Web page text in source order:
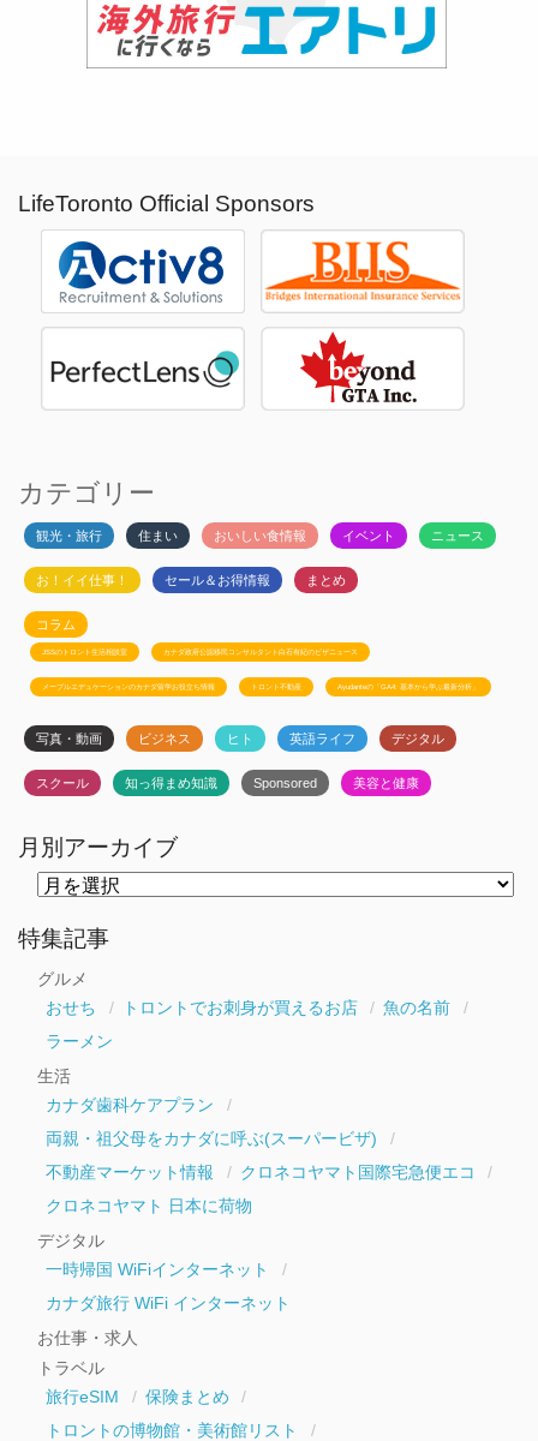
LifeToronto Official Sponsors
カテゴリー
観光・旅行 住まい おいしい食情報 イベント ニュース
お！イイ仕事！ セール＆お得情報 まとめ
コラム
JSSのトロント生活相談室 カナダ政府公認移民コンサルタント白石有紀のビザニュース
メープルエデュケーションのカナダ留学お役立ち情報 トロント不動産 Ayudanteの「GA4: 基本から学ぶ最新分析」
写真・動画 ビジネス ヒト 英語ライフ デジタル
スクール 知っ得まめ知識 Sponsored 美容と健康
月別アーカイブ
ー
カ
特集記事
グルメ
おせち
トロントでお刺身が買えるお店
魚の名前
ラーメン
生活
カナダ歯科ケアプラン
両親・祖父母をカナダに呼ぶ(スーパービザ)
不動産マーケット情報
クロネコヤマト国際宅急便エコ
クロネコヤマト 日本に荷物
デジタル
一時帰国 WiFiインターネット
カナダ旅行 WiFi インターネット
お仕事・求人
トラベル
旅行eSIM
保険まとめ
トロントの博物館・美術館リスト